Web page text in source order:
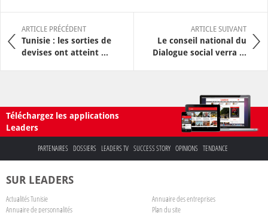
ARTICLE PRÉCÉDENT
Tunisie : les sorties de
devises ont atteint ...
ARTICLE SUIVANT
Le conseil national du
Dialogue social verra ...
Téléchargez les applications
Leaders
PARTENAIRES DOSSIERS LEADERS TV SUCCESS STORY OPINIONS TENDANCE
SUR LEADERS
Actualités Tunisie
Annuaire des entreprises
Annuaire de personnalités
Plan du site